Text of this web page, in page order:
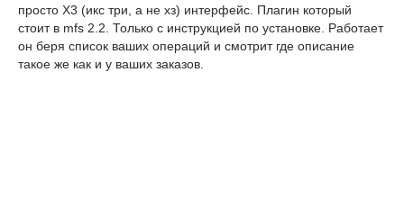
просто X3 (икс три, а не хз) интерфейс. Плагин который
стоит в mfs 2.2. Только с инструкцией по установке. Работает
он беря список ваших операций и смотрит где описание
такое же как и у ваших заказов.